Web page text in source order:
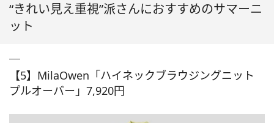
“きれい見え重視”派さんにおすすめのサマーニ
ット
【5】MilaOwen「ハイネックブラウジングニット
プルオーバー」7,920円